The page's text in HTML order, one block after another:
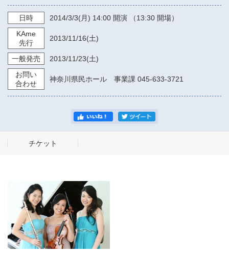
日時 2014/3/3(月) 14:00 開演 （13:30 開場）
KAme
先行
2013/11/16(土)
一般発売 2013/11/23(土)
お問い
合わせ
神奈川県民ホール 事業課 045-633-3721
チケット